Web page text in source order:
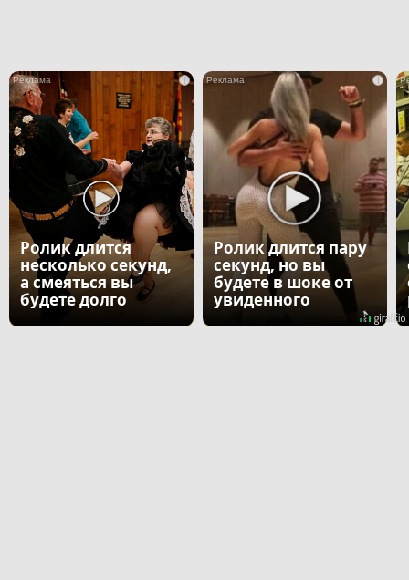
i
Ролик длится
несколько секунд,
а смеяться вы
будете долго
i
Ролик длится пару
секунд, но вы
будете в шоке от
увиденного